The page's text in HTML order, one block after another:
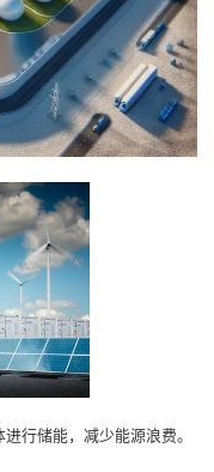
行储能，减少能源浪费。